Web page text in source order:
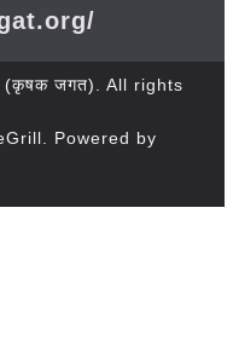
(कृषक जगत)
. All rights
Powered by